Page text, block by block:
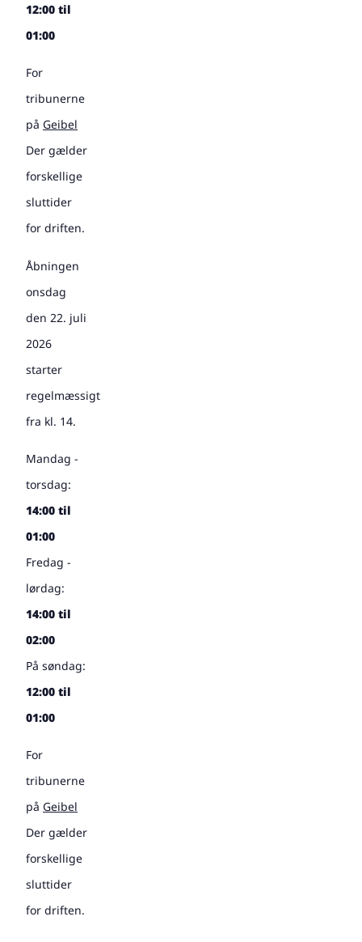
12:00 til
01:00
For
tribunerne
på Geibel
Der gælder
forskellige
sluttider
for driften.
Åbningen
onsdag
den 22. juli
2026
starter
regelmæssigt
fra kl. 14.
Mandag -
torsdag:
14:00 til
01:00
Fredag -
lørdag:
14:00 til
02:00
På søndag:
12:00 til
01:00
For
tribunerne
på Geibel
Der gælder
forskellige
sluttider
for driften.